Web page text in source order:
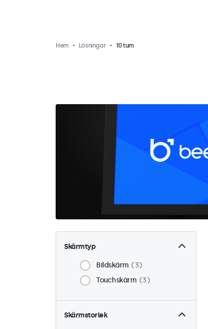
Hem Lösningar 10 tum
Skärmtyp
Bildskärm
3
Touchskärm
3
Skärmstorlek